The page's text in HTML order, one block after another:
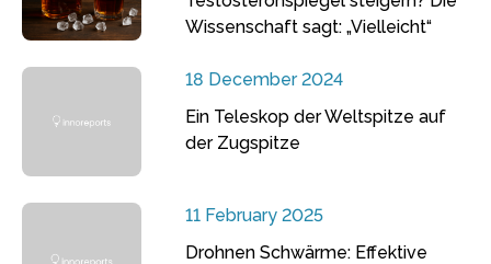
Wissenschaft sagt: „Vielleicht“
18 December 2024
Ein Teleskop der Weltspitze auf
der Zugspitze
11 February 2025
Drohnen Schwärme: Effektive